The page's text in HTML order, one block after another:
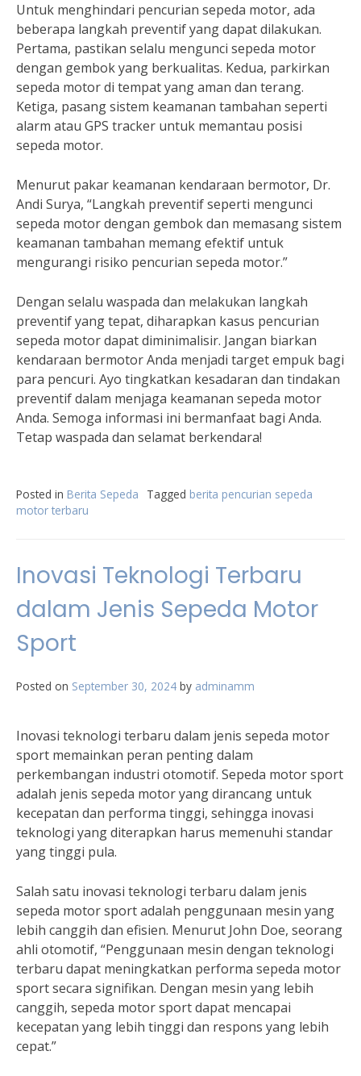
Untuk menghindari pencurian sepeda motor, ada
beberapa langkah preventif yang dapat dilakukan.
Pertama, pastikan selalu mengunci sepeda motor
dengan gembok yang berkualitas. Kedua, parkirkan
sepeda motor di tempat yang aman dan terang.
Ketiga, pasang sistem keamanan tambahan seperti
alarm atau GPS tracker untuk memantau posisi
sepeda motor.
Menurut pakar keamanan kendaraan bermotor, Dr.
Andi Surya, “Langkah preventif seperti mengunci
sepeda motor dengan gembok dan memasang sistem
keamanan tambahan memang efektif untuk
mengurangi risiko pencurian sepeda motor.”
Dengan selalu waspada dan melakukan langkah
preventif yang tepat, diharapkan kasus pencurian
sepeda motor dapat diminimalisir. Jangan biarkan
kendaraan bermotor Anda menjadi target empuk bagi
para pencuri. Ayo tingkatkan kesadaran dan tindakan
preventif dalam menjaga keamanan sepeda motor
Anda. Semoga informasi ini bermanfaat bagi Anda.
Tetap waspada dan selamat berkendara!
Posted in Berita Sepeda Tagged berita pencurian sepeda
motor terbaru
Inovasi Teknologi Terbaru
dalam Jenis Sepeda Motor
Sport
Posted on September 30, 2024 by adminamm
Inovasi teknologi terbaru dalam jenis sepeda motor
sport memainkan peran penting dalam
perkembangan industri otomotif. Sepeda motor sport
adalah jenis sepeda motor yang dirancang untuk
kecepatan dan performa tinggi, sehingga inovasi
teknologi yang diterapkan harus memenuhi standar
yang tinggi pula.
Salah satu inovasi teknologi terbaru dalam jenis
sepeda motor sport adalah penggunaan mesin yang
lebih canggih dan efisien. Menurut John Doe, seorang
ahli otomotif, “Penggunaan mesin dengan teknologi
terbaru dapat meningkatkan performa sepeda motor
sport secara signifikan. Dengan mesin yang lebih
canggih, sepeda motor sport dapat mencapai
kecepatan yang lebih tinggi dan respons yang lebih
cepat.”